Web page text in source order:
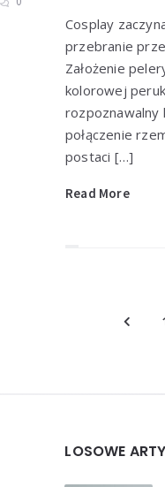
Cosplay
przebranie
Założenie
kolorowej
rozpoznawalny
połączenie
postaci […]
Read More
LOSOWE